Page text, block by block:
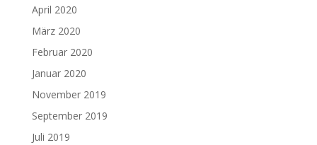
April 2020
März 2020
Februar 2020
Januar 2020
November 2019
September 2019
Juli 2019